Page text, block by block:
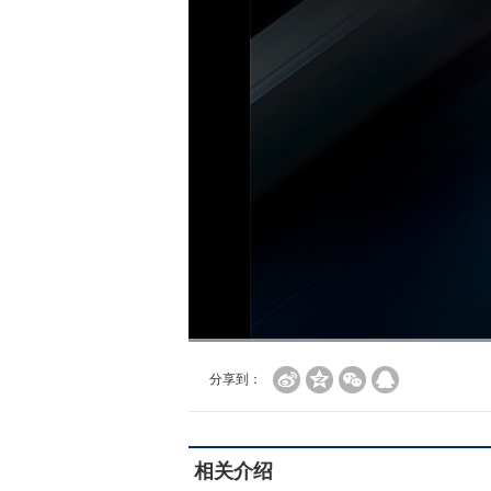
分享到：
相关介绍